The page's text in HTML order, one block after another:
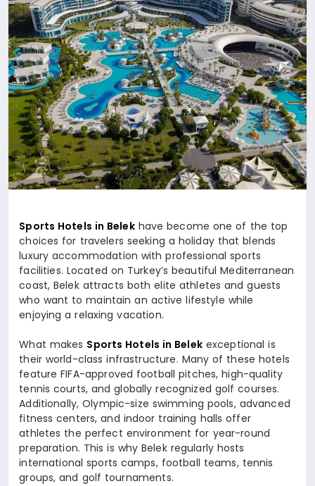
Sports Hotels in Belekhave become one of the top
choices for travelers seeking a holiday that blends
luxury accommodation with professional sports
facilities. Located on Turkey’s beautiful Mediterranean
coast, Belek attracts both elite athletes and guests
who want to maintain an active lifestyle while
enjoying a relaxing vacation.
What makes Sports Hotels in Belekexceptional is
their world-class infrastructure. Many of these hotels
feature FIFA-approved football pitches, high-quality
tennis courts, and globally recognized golf courses.
Additionally, Olympic-size swimming pools, advanced
fitness centers, and indoor training halls offer
athletes the perfect environment for year-round
preparation. This is why Belek regularly hosts
international sports camps, football teams, tennis
groups, and golf tournaments.